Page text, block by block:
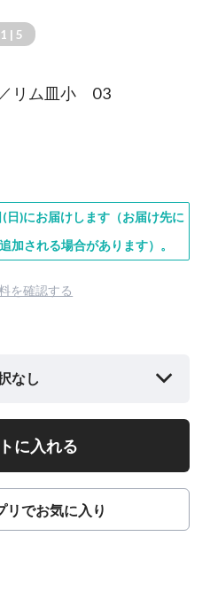
1 | 5
リム皿小 03
)にお届けします（お届け先に
加される場合があります）。
を確認する
なし
に入れる
リでお気に入り